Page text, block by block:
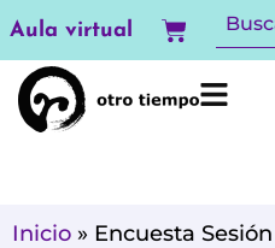
al
contenido
Aula virtual Carrito
Inicio » Encuesta